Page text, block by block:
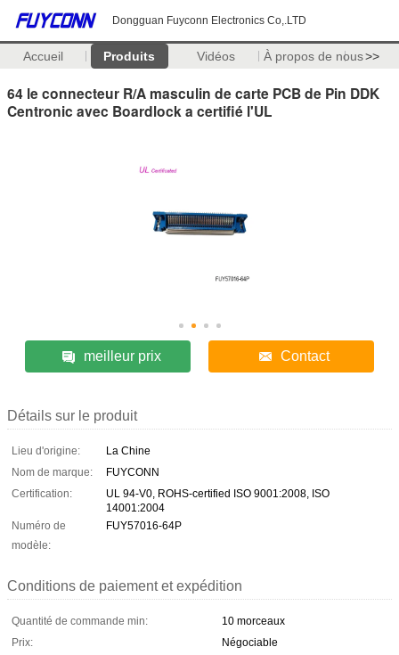
Dongguan Fuyconn Electronics Co,.LTD
Accueil Produits Vidéos À propos de nous>>
64 le connecteur R/A masculin de carte PCB de Pin DDK
Centronic avec Boardlock a certifié l'UL
meilleur prix Contact
Détails sur le produit
Lieu d'origine:
La Chine
Nom de marque:
FUYCONN
Certification:
UL 94-V0, ROHS-certified ISO 9001:2008, ISO
14001:2004
Numéro de
modèle:
FUY57016-64P
Conditions de paiement et expédition
Quantité de commande min:
10 morceaux
Prix:
Négociable